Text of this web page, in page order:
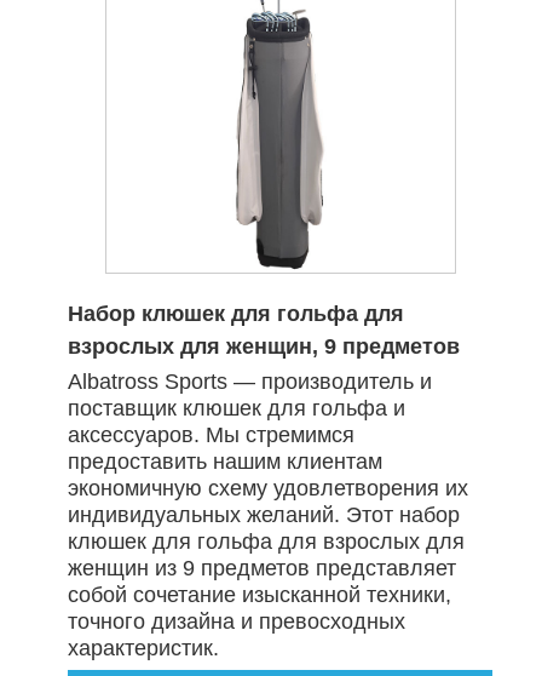
Набор клюшек для гольфа для
взрослых для женщин, 9 предметов
Albatross Sports — производитель и
поставщик клюшек для гольфа и
аксессуаров. Мы стремимся
предоставить нашим клиентам
экономичную схему удовлетворения их
индивидуальных желаний. Этот набор
клюшек для гольфа для взрослых для
женщин из 9 предметов представляет
собой сочетание изысканной техники,
точного дизайна и превосходных
характеристик.